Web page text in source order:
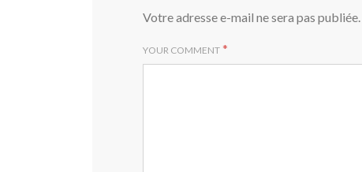
Votre adresse e-mail ne sera pas publiée.
YOUR COMMENT *